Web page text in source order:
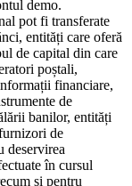
demo.
pot fi transferate
entități care oferă
de capital din care
poștali,
financiare,
de
banilor, entități
de
deservirea
în cursul
și pentru